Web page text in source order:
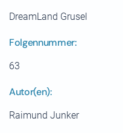
DreamLand Grusel
Folgennummer:
63
Autor(en):
Raimund Junker